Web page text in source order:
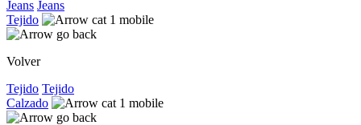
Jeans Jeans
Tejido
Volver
Tejido Tejido
Calzado